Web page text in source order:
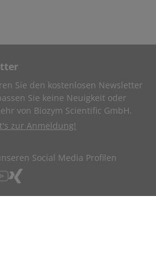
Sie den kostenlosen Newsletter
Sie keine Neuigkeit oder
von Biozym Scientific GmbH.
zur Anmeldung!
Social Media Profilen